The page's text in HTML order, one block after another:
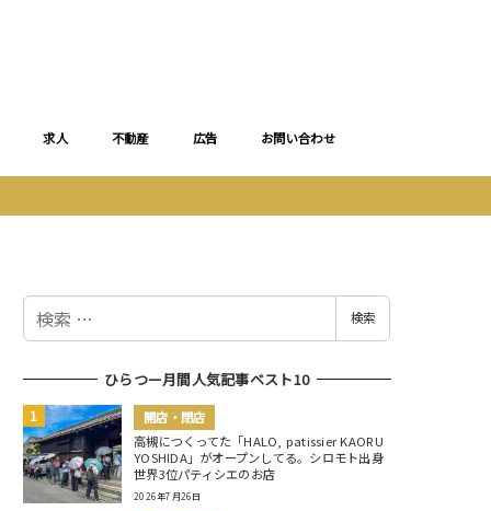
求人 不動産 広告 お問い合わせ
検
検索
ひらつー月間人気記事ベスト10
開店・閉店
高槻につくってた「HALO, patissier KAORU
YOSHIDA」がオープンしてる。シロモト出身
世界3位パティシエのお店
2026年7月26日